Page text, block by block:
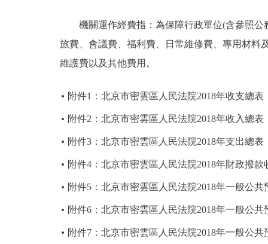
機關運作經費指：為保障行政單位(含參照公
旅費、會議費、福利費、日常維修費、專用材料
維護費以及其他費用。
附件1：北京市密雲區人民法院2018年收支總表
附件2：北京市密雲區人民法院2018年收入總表
附件3：北京市密雲區人民法院2018年支出總表
附件4：北京市密雲區人民法院2018年財政撥款
附件5：北京市密雲區人民法院2018年一般公
附件6：北京市密雲區人民法院2018年一般公
附件7：北京市密雲區人民法院2018年一般公